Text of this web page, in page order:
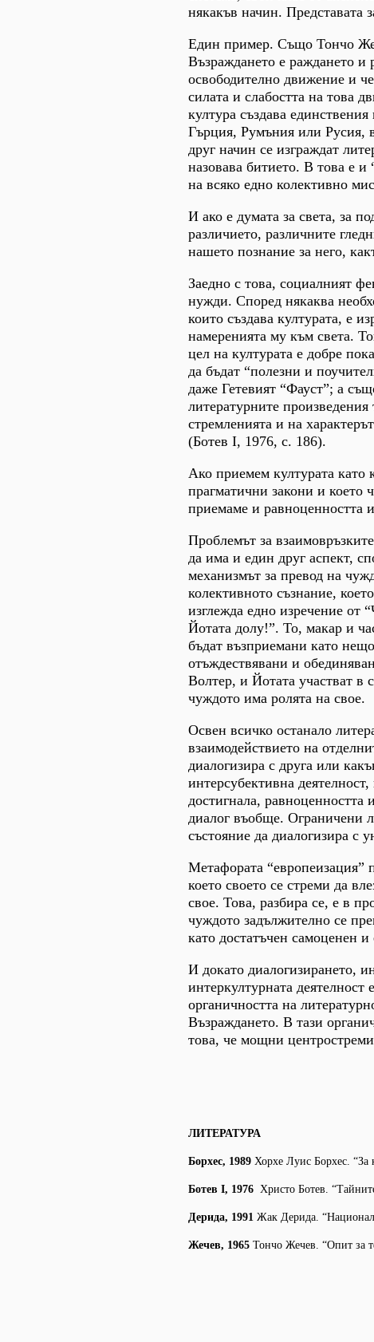
някакъв начин. Представата
Един пример. Също Тончо
Възраждането е раждането и
освободително движение и
силата и слабостта на това
култура създава
Гърция, Румъния или Русия,
друг начин се изграждат
назовава битието. В това е
на всяко едно колективно
И ако е думата за света, за
различието, различните
нашето познание за него,
Заедно с това, социалният
нужди. Според някаква
които създава културата, е
намеренията му към света.
цел на културата е добре
да бъдат “полезни и
даже Гетевият “Фауст”; а
литературните
стремленията и на
(Ботев I, 1976, с. 186).
Ако приемем културата като
прагматични закони и което
приемаме и равноценността
Проблемът за
да има и един друг аспект,
механизмът за превод на
колективното съзнание,
изглежда едно изречение от
Йотата долу!”. То, макар и
бъдат възприемани като
отъждествявани и
Волтер, и Йотата участват в
чуждото има ролята на свое.
Освен всичко останало
взаимодействието на
диалогизира с друга или
интерсубективна
достигнала, равноценността
диалог въобще. Ограничени
състояние да диалогизира с
Метафората “европеизация”
което своето се стреми да
свое. Това, разбира се, е в
чуждото задължително се
като достатъчен самоценен
И докато диалогизирането,
интеркултурната
органичността на
Възраждането. В тази
това, че мощни
ЛИТЕРАТУРА
Борхес, 1989 Хорхе Луис Борхес. “За
Ботев I, 1976 Христо Ботев.
Дерида, 1991 Жак Дерида.
Жечев, 1965 Тончо Жечев. “Опит за